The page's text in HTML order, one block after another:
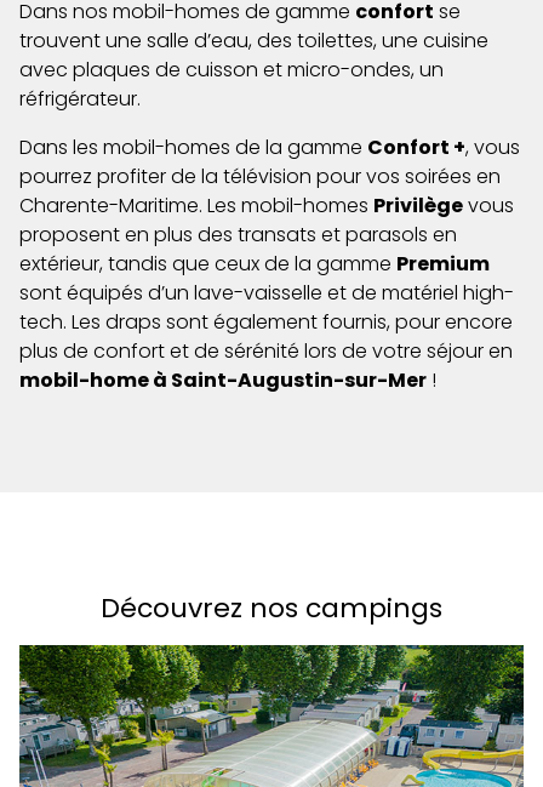
Dans nos mobil-homes de gamme confort se
trouvent une salle d’eau, des toilettes, une cuisine
avec plaques de cuisson et micro-ondes, un
réfrigérateur.
Dans les mobil-homes de la gamme Confort +, vous
pourrez profiter de la télévision pour vos soirées en
Charente-Maritime. Les mobil-homes Privilègevous
proposent en plus des transats et parasols en
extérieur, tandis que ceux de la gamme Premium
sont équipés d’un lave-vaisselle et de matériel high-
tech. Les draps sont également fournis, pour encore
plus de confort et de sérénité lors de votre séjour en
mobil-home à Saint-Augustin-sur-Mer !
Découvrez nos campings